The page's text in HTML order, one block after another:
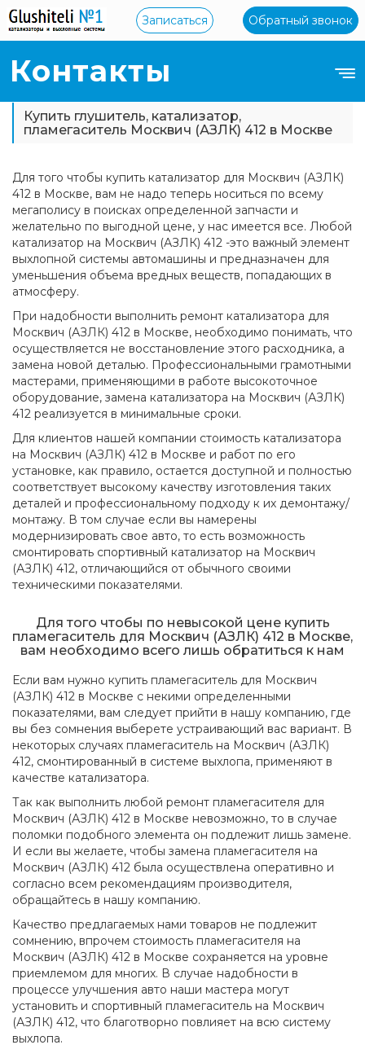
Записаться Обратный звонок
Контакты
Купить глушитель, катализатор,
пламегаситель Москвич (АЗЛК) 412 в Москве
Для того чтобы купить катализатор для Москвич (АЗЛК)
412 в Москве, вам не надо теперь носиться по всему
мегаполису в поисках определенной запчасти и
желательно по выгодной цене, у нас имеется все. Любой
катализатор на Москвич (АЗЛК) 412 -это важный элемент
выхлопной системы автомашины и предназначен для
уменьшения объема вредных веществ, попадающих в
атмосферу.
При надобности выполнить ремонт катализатора для
Москвич (АЗЛК) 412 в Москве, необходимо понимать, что
осуществляется не восстановление этого расходника, а
замена новой деталью. Профессиональными грамотными
мастерами, применяющими в работе высокоточное
оборудование, замена катализатора на Москвич (АЗЛК)
412 реализуется в минимальные сроки.
Для клиентов нашей компании стоимость катализатора
на Москвич (АЗЛК) 412 в Москве и работ по его
установке, как правило, остается доступной и полностью
соответствует высокому качеству изготовления таких
деталей и профессиональному подходу к их демонтажу/
монтажу. В том случае если вы намерены
модернизировать свое авто, то есть возможность
смонтировать спортивный катализатор на Москвич
(АЗЛК) 412, отличающийся от обычного своими
техническими показателями.
Для того чтобы по невысокой цене купить
пламегаситель для Москвич (АЗЛК) 412 в Москве,
вам необходимо всего лишь обратиться к нам
Если вам нужно купить пламегаситель для Москвич
(АЗЛК) 412 в Москве с некими определенными
показателями, вам следует прийти в нашу компанию, где
вы без сомнения выберете устраивающий вас вариант. В
некоторых случаях пламегаситель на Москвич (АЗЛК)
412, смонтированный в системе выхлопа, применяют в
качестве катализатора.
Так как выполнить любой ремонт пламегасителя для
Москвич (АЗЛК) 412 в Москве невозможно, то в случае
поломки подобного элемента он подлежит лишь замене.
И если вы желаете, чтобы замена пламегасителя на
Москвич (АЗЛК) 412 была осуществлена оперативно и
согласно всем рекомендациям производителя,
обращайтесь в нашу компанию.
Качество предлагаемых нами товаров не подлежит
сомнению, впрочем стоимость пламегасителя на
Москвич (АЗЛК) 412 в Москве сохраняется на уровне
приемлемом для многих. В случае надобности в
процессе улучшения авто наши мастера могут
установить и спортивный пламегаситель на Москвич
(АЗЛК) 412, что благотворно повлияет на всю систему
выхлопа.